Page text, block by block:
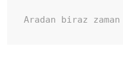
Aradan biraz